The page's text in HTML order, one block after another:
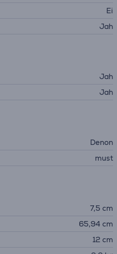
Ei
Jah
Jah
Jah
Denon
must
7,5 cm
65,94 cm
12 cm